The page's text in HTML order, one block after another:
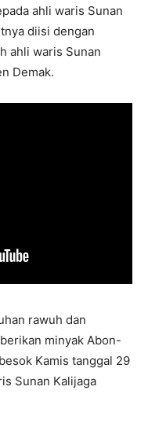
ahli waris Sunan
diisi dengan
ahli waris Sunan
Demak.
rawuh dan
minyak Abon-
Kamis tanggal 29
Sunan Kalijaga